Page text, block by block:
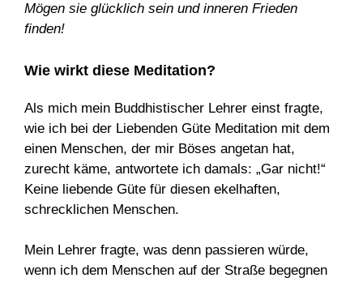
Mögen sie glücklich sein und inneren Frieden
finden!
Wie wirkt diese Meditation?
Als mich mein Buddhistischer Lehrer einst fragte,
wie ich bei der Liebenden Güte Meditation mit dem
einen Menschen, der mir Böses angetan hat,
zurecht käme, antwortete ich damals: „Gar nicht!“
Keine liebende Güte für diesen ekelhaften,
schrecklichen Menschen.
Mein Lehrer fragte, was denn passieren würde,
wenn ich dem Menschen auf der Straße begegnen